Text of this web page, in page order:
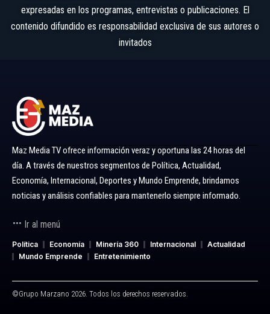
expresadas en los programas, entrevistas o publicaciones. El
contenido difundido es responsabilidad exclusiva de sus autores o
invitados
Maz Media TV ofrece información veraz y oportuna las 24 horas del
día. A través de nuestros segmentos de Política, Actualidad,
Economía, Internacional, Deportes y Mundo Emprende, brindamos
noticias y análisis confiables para mantenerlo siempre informado.
Ir al menú
Política Economía Minería 360 Internacional
Actualidad
Mundo Emprende
Entretenimiento
©Grupo Marzano 2026. Todos los derechos reservados.